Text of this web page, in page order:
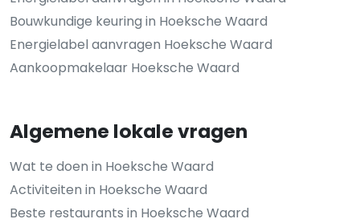
Bouwkundige keuring in Hoeksche Waard
Energielabel aanvragen Hoeksche Waard
Aankoopmakelaar Hoeksche Waard
Algemene lokale vragen
Wat te doen in Hoeksche Waard
Activiteiten in Hoeksche Waard
Beste restaurants in Hoeksche Waard